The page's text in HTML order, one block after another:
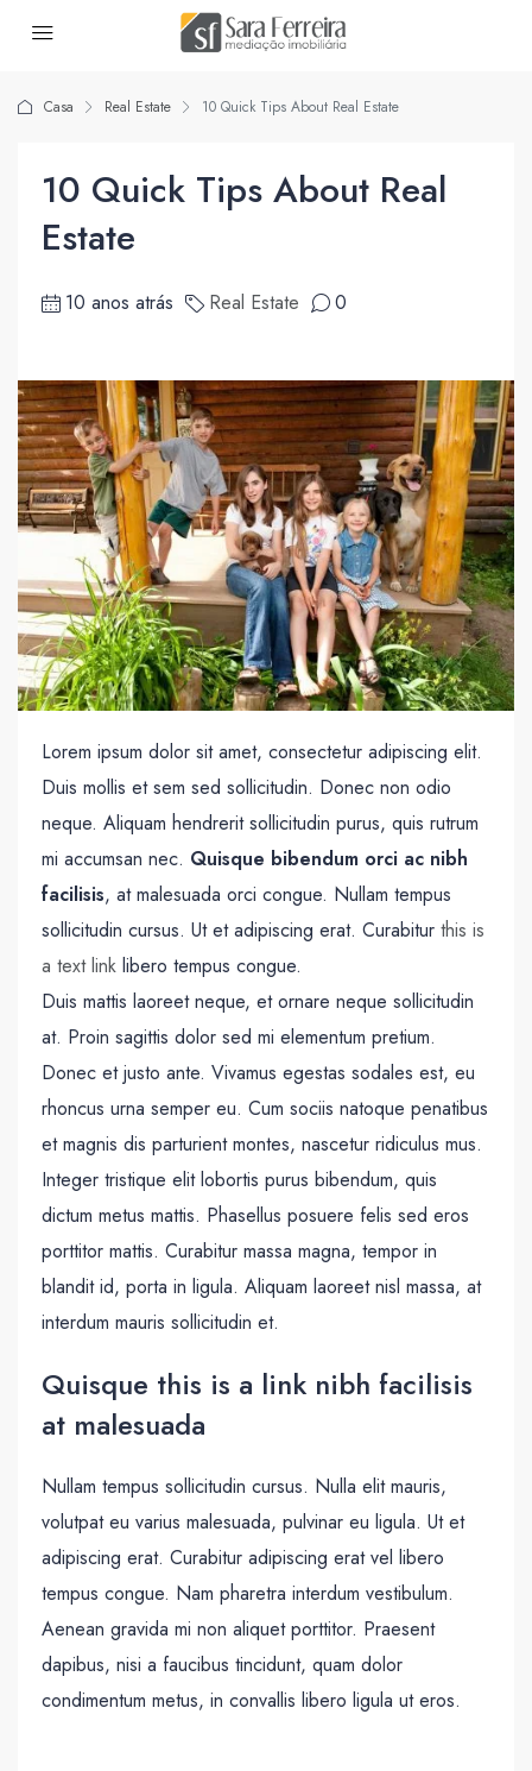
Casa Real Estate 10 Quick Tips About Real Estate
10 Quick Tips About Real
Estate
10 anos atrás Real Estate 0
Lorem ipsum dolor sit amet, consectetur adipiscing elit.
Duis mollis et sem sed sollicitudin. Donec non odio
neque. Aliquam hendrerit sollicitudin purus, quis rutrum
mi accumsan nec. Quisque bibendum orci ac nibh
facilisis, at malesuada orci congue. Nullam tempus
sollicitudin cursus. Ut et adipiscing erat. Curabitur this is
a text link libero tempus congue.
Duis mattis laoreet neque, et ornare neque sollicitudin
at. Proin sagittis dolor sed mi elementum pretium.
Donec et justo ante. Vivamus egestas sodales est, eu
rhoncus urna semper eu. Cum sociis natoque penatibus
et magnis dis parturient montes, nascetur ridiculus mus.
Integer tristique elit lobortis purus bibendum, quis
dictum metus mattis. Phasellus posuere felis sed eros
porttitor mattis. Curabitur massa magna, tempor in
blandit id, porta in ligula. Aliquam laoreet nisl massa, at
interdum mauris sollicitudin et.
Quisque this is a link nibh facilisis
at malesuada
Nullam tempus sollicitudin cursus. Nulla elit mauris,
volutpat eu varius malesuada, pulvinar eu ligula. Ut et
adipiscing erat. Curabitur adipiscing erat vel libero
tempus congue. Nam pharetra interdum vestibulum.
Aenean gravida mi non aliquet porttitor. Praesent
dapibus, nisi a faucibus tincidunt, quam dolor
condimentum metus, in convallis libero ligula ut eros.